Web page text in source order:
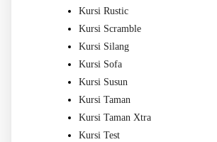
Kursi Rustic
Kursi Scramble
Kursi Silang
Kursi Sofa
Kursi Susun
Kursi Taman
Kursi Taman Xtra
Kursi Test